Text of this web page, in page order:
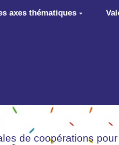
axes thématiques
de coopérations